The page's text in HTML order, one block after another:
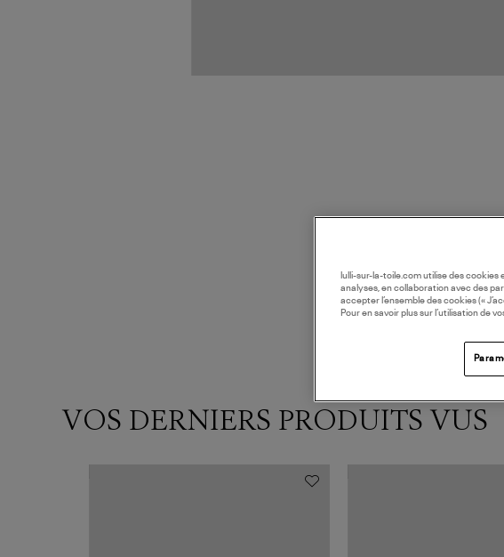
VOS DERNIERS PRODUITS VUS
lulli-sur-la-toile.com utilise des
analyses, en collaboration avec des
accepter l’ensemble des cookies («
Pour en savoir plus sur l’utilisation de